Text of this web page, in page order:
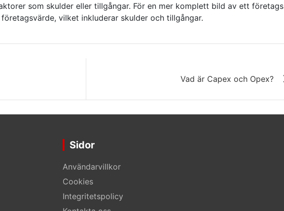
som skulder eller tillgångar. För en mer komplett bild av ett företags
vilket inkluderar skulder och tillgångar.
Vad är Capex och Opex?
Sidor
Användarvillkor
Cookies
Integritetspolicy